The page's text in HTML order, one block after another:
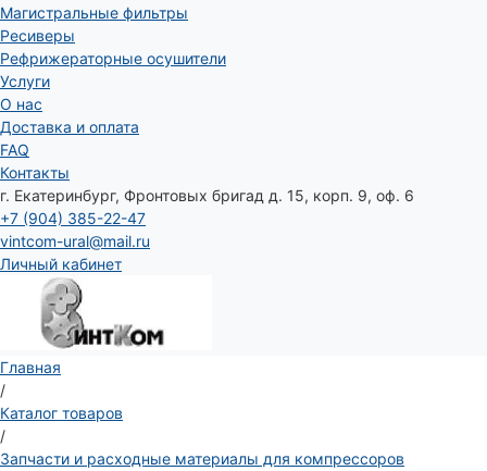
Магистральные фильтры
Ресиверы
Рефрижераторные осушители
Услуги
О нас
Доставка и оплата
FAQ
Контакты
г. Екатеринбург, Фронтовых бригад д. 15, корп. 9, оф. 6
+7 (904) 385-22-47
vintcom-ural@mail.ru
Личный кабинет
Главная
/
Каталог товаров
/
Запчасти и расходные материалы для компрессоров